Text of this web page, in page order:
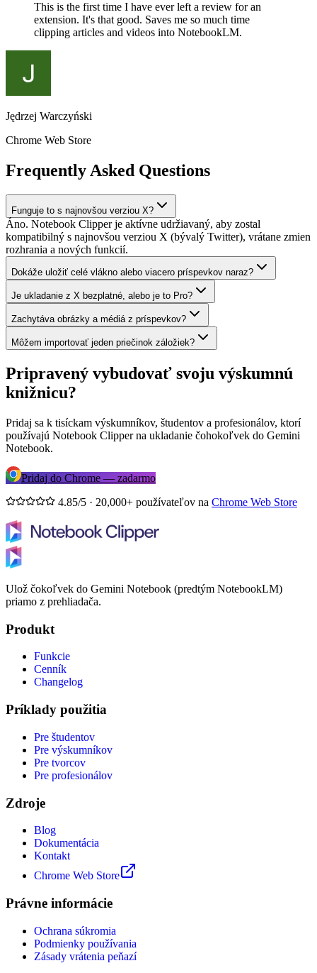
This is the first time I have ever left a review for an
extension. It's that good. Saves me so much time
clipping articles and videos into NotebookLM.
Jędrzej Warczyński
Chrome Web Store
Frequently Asked Questions
Funguje to s najnovšou verziou X?
Áno. Notebook Clipper je aktívne udržiavaný, aby zostal
kompatibilný s najnovšou verziou X (bývalý Twitter), vrátane zmien
rozhrania a nových funkcií.
Dokáže uložiť celé vlákno alebo viacero príspevkov naraz?
Je ukladanie z X bezplatné, alebo je to Pro?
Zachytáva obrázky a médiá z príspevkov?
Môžem importovať jeden priečinok záložiek?
Pripravený vybudovať svoju výskumnú
knižnicu?
Pridaj sa k tisíckam výskumníkov, študentov a profesionálov, ktorí
používajú Notebook Clipper na ukladanie čohokoľvek do Gemini
Notebook.
Pridaj do Chrome — zadarmo
4.85/5 · 20,000+ používateľov na Chrome Web Store
Ulož čokoľvek do Gemini Notebook (predtým NotebookLM)
priamo z prehliadača.
Produkt
Funkcie
Cenník
Changelog
Príklady použitia
Pre študentov
Pre výskumníkov
Pre tvorcov
Pre profesionálov
Zdroje
Blog
Dokumentácia
Kontakt
Chrome Web Store
Právne informácie
Ochrana súkromia
Podmienky používania
Zásady vrátenia peňazí